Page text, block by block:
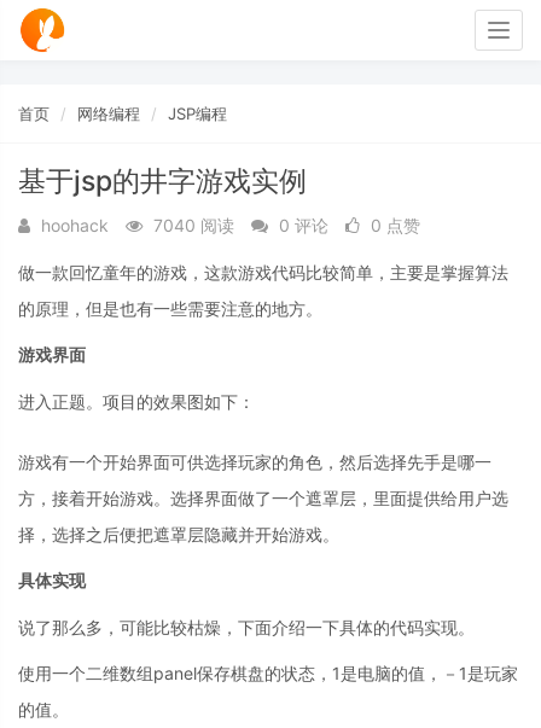
首页 网络编程 JSP编程
基于jsp的井字游戏实例
hoohack 7040 阅读 0 评论 0 点赞
做一款回忆童年的游戏，这款游戏代码比较简单，主要是掌握算法
的原理，但是也有一些需要注意的地方。
游戏界面
进入正题。项目的效果图如下：
游戏有一个开始界面可供选择玩家的角色，然后选择先手是哪一
方，接着开始游戏。选择界面做了一个遮罩层，里面提供给用户选
择，选择之后便把遮罩层隐藏并开始游戏。
具体实现
说了那么多，可能比较枯燥，下面介绍一下具体的代码实现。
使用一个二维数组panel保存棋盘的状态，1是电脑的值，－1是玩家
的值。